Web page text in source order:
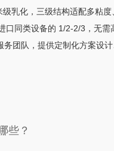
乳化，三级结构适配多粘
同类设备的 1/2-2/3，无
团队，提供定制化方案设
些？